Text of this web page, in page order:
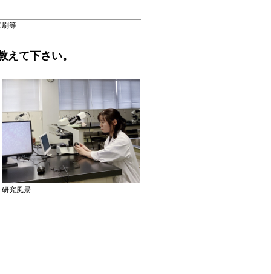
刷等
て下さい。
研究風景